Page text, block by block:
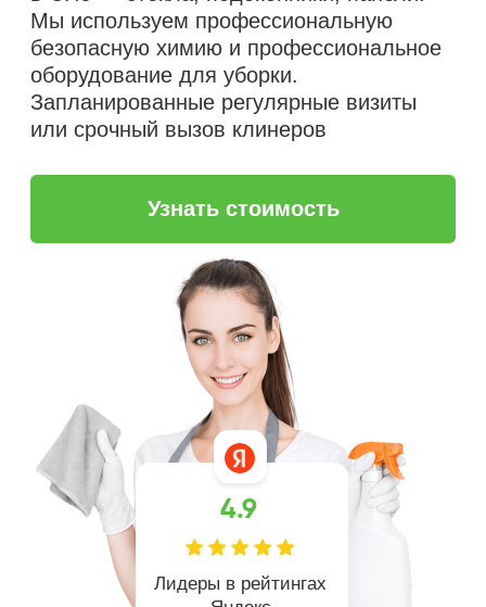
Лидеры в рейтингах
Яндекс
Узнать стоимость
на рынке клининга